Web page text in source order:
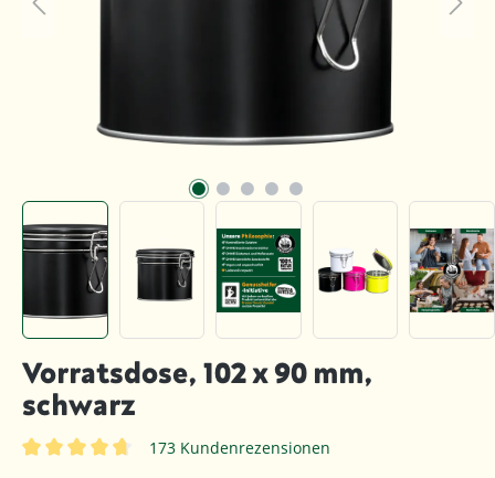
Vorratsdose, 102 x 90 mm,
schwarz
173 Kundenrezensionen